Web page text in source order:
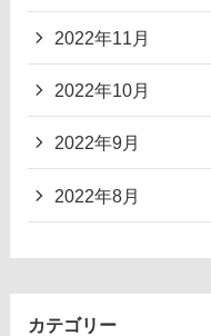
2022年11月
2022年10月
2022年9月
2022年8月
カテゴリー